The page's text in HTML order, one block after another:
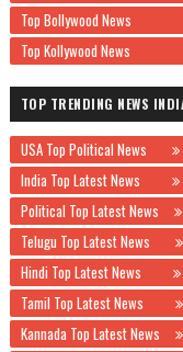
Top Bollywood News
Top Kollywood News
TOP TRENDING NEWS
USA Top Political News
India Top Latest News
Political Top Latest News
Telugu Top Latest News
Hindi Top Latest News
Tamil Top Latest News
Kannada Top Latest News